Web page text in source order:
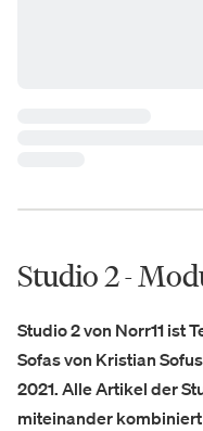
Studio 2 -
Studio 2 von Norr11 ist
Sofas von Kristian
2021. Alle Artikel der
miteinander